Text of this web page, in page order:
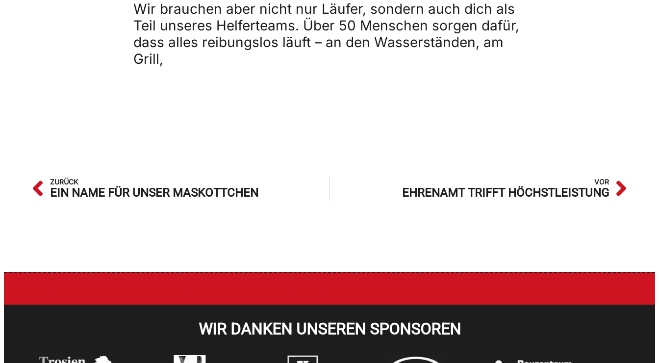
Wir brauchen aber nicht nur Läufer, sondern auch dich als
Teil unseres Helferteams. Über 50 Menschen sorgen dafür,
dass alles reibungslos läuft – an den Wasserständen, am
Grill,
ZURÜCK
EIN NAME FÜR UNSER MASKOTTCHEN
VOR
EHRENAMT TRIFFT HÖCHSTLEISTUNG
WIR DANKEN UNSEREN SPONSOREN